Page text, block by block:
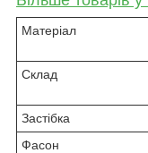
Матеріал
Склад
Застібка
Фасон